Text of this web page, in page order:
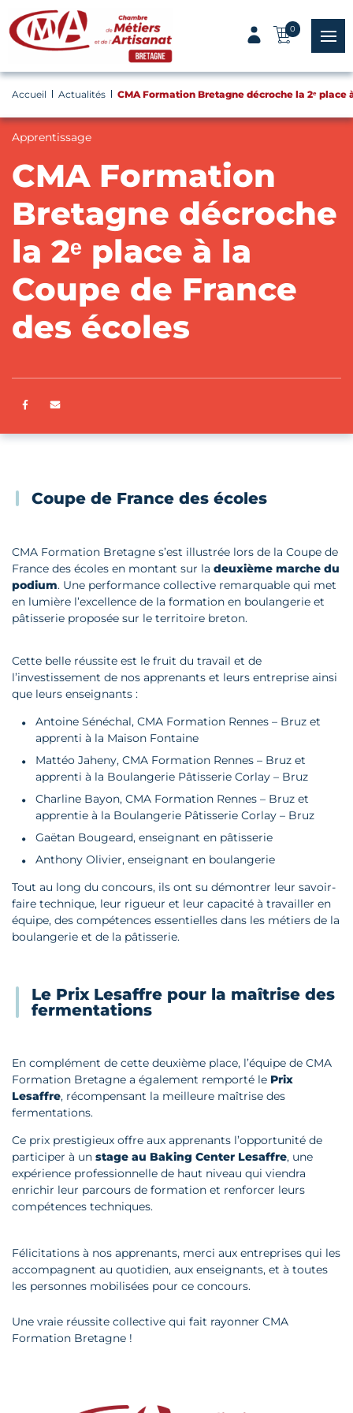
Panneau de gestion des cookies
0
menu
Accueil Actualités CMA Formation Bretagne décroche la 2ᵉ place
Apprentissage
CMA Formation
Bretagne décroche
la 2ᵉ place à la
Coupe de France
des écoles
Partager sur Facebook
Coupe de France des écoles
CMA Formation Bretagne s’est illustrée lors de la Coupe de
France des écoles en montant sur la deuxième marche du
podium. Une performance collective remarquable qui met
en lumière l’excellence de la formation en boulangerie et
pâtisserie proposée sur le territoire breton.
Cette belle réussite est le fruit du travail et de
l’investissement de nos apprenants et leurs entreprise ainsi
que leurs enseignants :
Antoine Sénéchal, CMA Formation Rennes – Bruz et
apprenti à la Maison Fontaine
Mattéo Jaheny, CMA Formation Rennes – Bruz et
apprenti à la Boulangerie Pâtisserie Corlay – Bruz
Charline Bayon, CMA Formation Rennes – Bruz et
apprentie à la Boulangerie Pâtisserie Corlay – Bruz
Gaëtan Bougeard, enseignant en pâtisserie
Anthony Olivier, enseignant en boulangerie
Tout au long du concours, ils ont su démontrer leur savoir-
faire technique, leur rigueur et leur capacité à travailler en
équipe, des compétences essentielles dans les métiers de la
boulangerie et de la pâtisserie.
Le Prix Lesaffre pour la maîtrise des
fermentations
En complément de cette deuxième place, l’équipe de CMA
Formation Bretagne a également remporté le Prix
Lesaffre, récompensant la meilleure maîtrise des
fermentations.
Ce prix prestigieux offre aux apprenants l’opportunité de
participer à un stage au Baking Center Lesaffre, une
expérience professionnelle de haut niveau qui viendra
enrichir leur parcours de formation et renforcer leurs
compétences techniques.
Félicitations à nos apprenants, merci aux entreprises qui les
accompagnent au quotidien, aux enseignants, et à toutes
les personnes mobilisées pour ce concours.
Une vraie réussite collective qui fait rayonner CMA
Formation Bretagne !